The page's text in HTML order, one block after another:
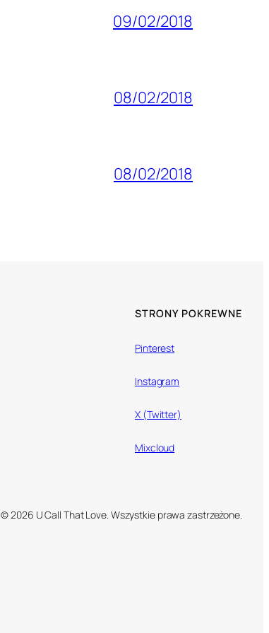
09/02/2018
08/02/2018
08/02/2018
STRONY POKREWNE
Pinterest
Instagram
X (Twitter)
Mixcloud
© 2026 U Call That Love. Wszystkie prawa zastrzeżone.